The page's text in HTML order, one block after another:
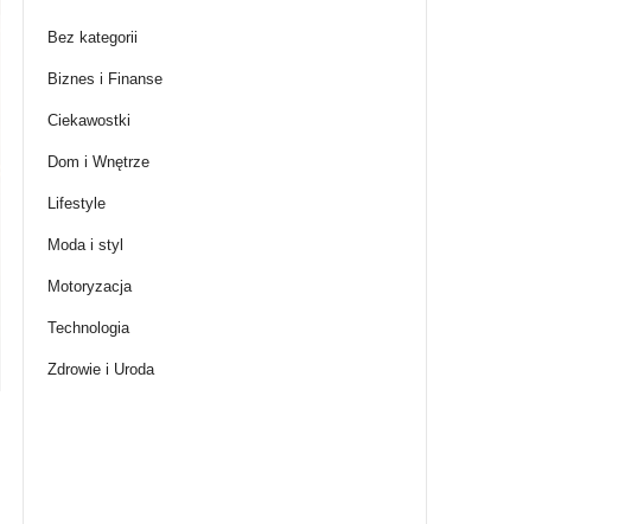
Bez kategorii
Biznes i Finanse
Ciekawostki
Dom i Wnętrze
Lifestyle
Moda i styl
Motoryzacja
Technologia
Zdrowie i Uroda